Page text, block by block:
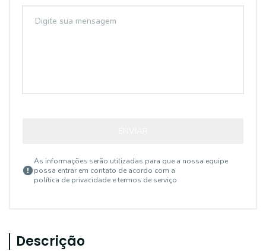
As informações serão utilizadas para que a nossa equipe
possa entrar em contato de acordo com a
política de privacidade e termos de serviço
Descrição